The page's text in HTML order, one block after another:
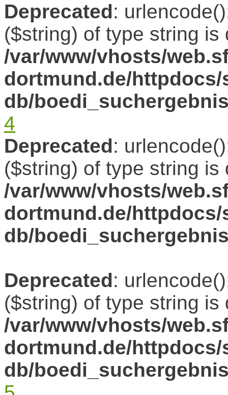
Deprecated:
($string) of type string is
/var/www/vhosts/
dortmund.de/httpdocs/
db/
4
Deprecated:
($string) of type string is
/var/www/vhosts/
dortmund.de/httpdocs/
db/
Deprecated:
($string) of type string is
/var/www/vhosts/
dortmund.de/httpdocs/
db/